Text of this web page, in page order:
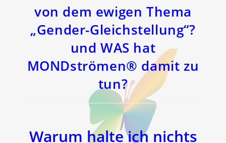
von dem ewigen Thema
„Gender-Gleichstellung“?
und WAS hat
MONDströmen® damit zu
tun?
Warum halte ich nichts